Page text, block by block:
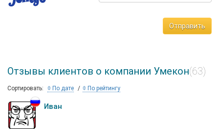
Отправить
Отзывы клиентов о компании Умекон(63)
Сортировать: По дате По рейтингу
Иван